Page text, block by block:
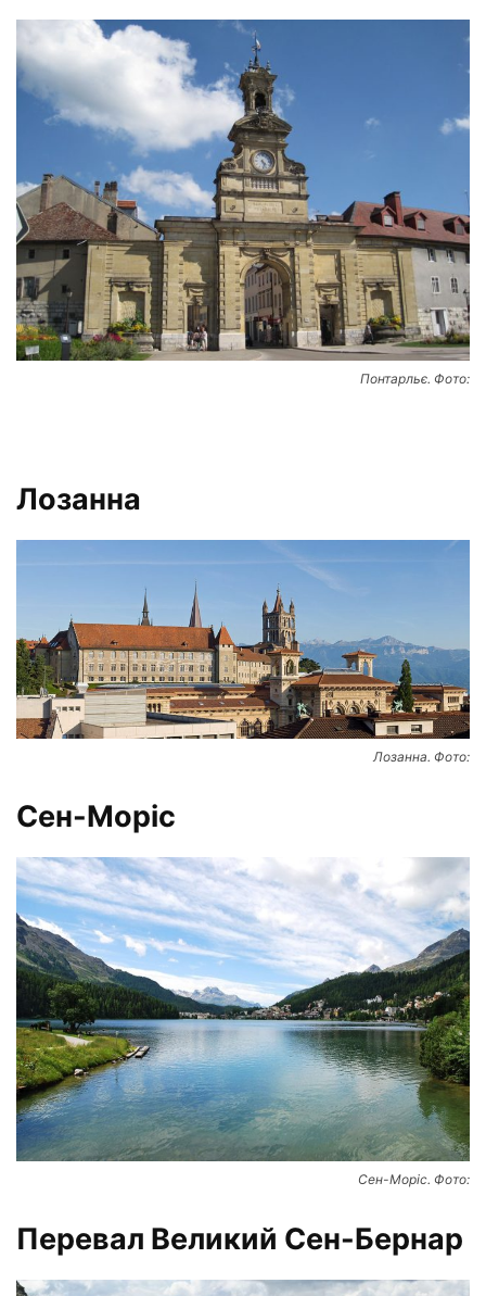
Понтарльє. Фото:
Лозанна
Лозанна. Фото:
Сен-Моріс
Сен-Моріс. Фото:
Перевал Великий Сен-Бернар